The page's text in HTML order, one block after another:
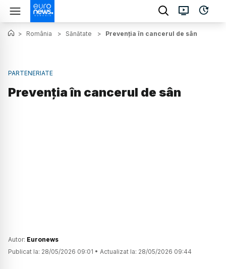
> România > Sănătate > Prevenția în cancerul de sân
PARTENERIATE
Prevenția în cancerul de sân
Autor: Euronews
Publicat la: 28/05/2026 09:01 • Actualizat la: 28/05/2026 09:44